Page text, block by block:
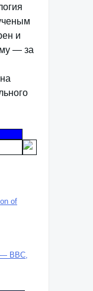
и
— за
of
— BBC,